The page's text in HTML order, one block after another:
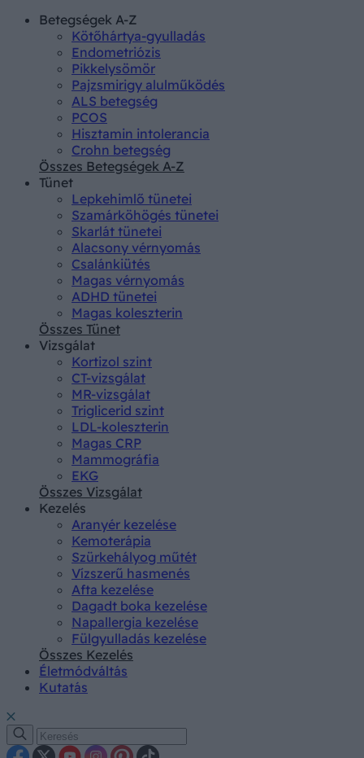
Betegségek A-Z
Kötőhártya-gyulladás
Endometriózis
Pikkelysömör
Pajzsmirigy alulműködés
ALS betegség
PCOS
Hisztamin intolerancia
Crohn betegség
Összes Betegségek A-Z
Tünet
Lepkehimlő tünetei
Szamárköhögés tünetei
Skarlát tünetei
Alacsony vérnyomás
Csalánkiütés
Magas vérnyomás
ADHD tünetei
Magas koleszterin
Összes Tünet
Vizsgálat
Kortizol szint
CT-vizsgálat
MR-vizsgálat
Triglicerid szint
LDL-koleszterin
Magas CRP
Mammográfia
EKG
Összes Vizsgálat
Kezelés
Aranyér kezelése
Kemoterápia
Szürkehályog műtét
Vízszerű hasmenés
Afta kezelése
Dagadt boka kezelése
Napallergia kezelése
Fülgyulladás kezelése
Összes Kezelés
Életmódváltás
Kutatás